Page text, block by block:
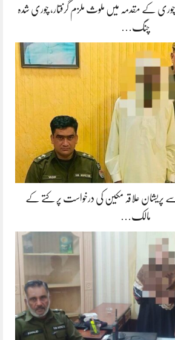
چوری کے مقدمہ میں ملوث ملزم گرفتار، چوری شدہ
چنگ…
پریشان علاقہ مکین کی درخواست پر کتے کے
مالک…